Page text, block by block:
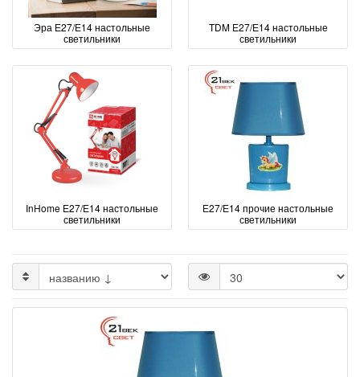
Эра Е27/Е14 настольные
светильники
TDM Е27/Е14 настольные
светильники
InHome Е27/Е14 настольные
светильники
Е27/Е14 прочие настольные
светильники